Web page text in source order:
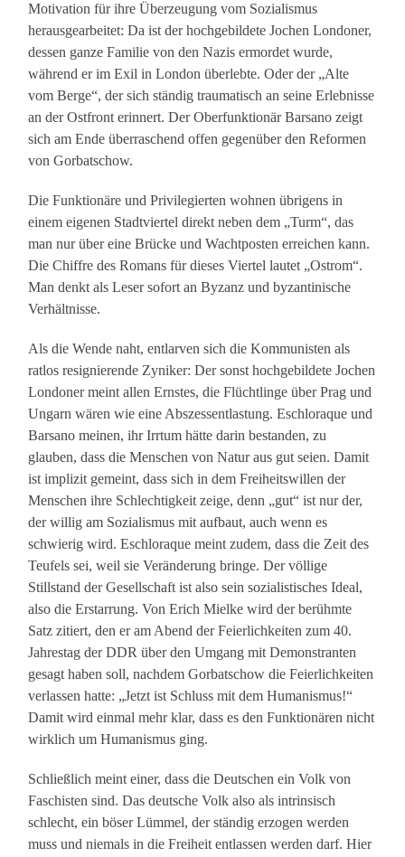
Motivation für ihre Überzeugung vom Sozialismus
herausgearbeitet: Da ist der hochgebildete Jochen Londoner,
dessen ganze Familie von den Nazis ermordet wurde,
während er im Exil in London überlebte. Oder der „Alte
vom Berge“, der sich ständig traumatisch an seine Erlebnisse
an der Ostfront erinnert. Der Oberfunktionär Barsano zeigt
sich am Ende überraschend offen gegenüber den Reformen
von Gorbatschow.
Die Funktionäre und Privilegierten wohnen übrigens in
einem eigenen Stadtviertel direkt neben dem „Turm“, das
man nur über eine Brücke und Wachtposten erreichen kann.
Die Chiffre des Romans für dieses Viertel lautet „Ostrom“.
Man denkt als Leser sofort an Byzanz und byzantinische
Verhältnisse.
Als die Wende naht, entlarven sich die Kommunisten als
ratlos resignierende Zyniker: Der sonst hochgebildete Jochen
Londoner meint allen Ernstes, die Flüchtlinge über Prag und
Ungarn wären wie eine Abszessentlastung. Eschloraque und
Barsano meinen, ihr Irrtum hätte darin bestanden, zu
glauben, dass die Menschen von Natur aus gut seien. Damit
ist implizit gemeint, dass sich in dem Freiheitswillen der
Menschen ihre Schlechtigkeit zeige, denn „gut“ ist nur der,
der willig am Sozialismus mit aufbaut, auch wenn es
schwierig wird. Eschloraque meint zudem, dass die Zeit des
Teufels sei, weil sie Veränderung bringe. Der völlige
Stillstand der Gesellschaft ist also sein sozialistisches Ideal,
also die Erstarrung. Von Erich Mielke wird der berühmte
Satz zitiert, den er am Abend der Feierlichkeiten zum 40.
Jahrestag der DDR über den Umgang mit Demonstranten
gesagt haben soll, nachdem Gorbatschow die Feierlichkeiten
verlassen hatte: „Jetzt ist Schluss mit dem Humanismus!“
Damit wird einmal mehr klar, dass es den Funktionären nicht
wirklich um Humanismus ging.
Schließlich meint einer, dass die Deutschen ein Volk von
Faschisten sind. Das deutsche Volk also als intrinsisch
schlecht, ein böser Lümmel, der ständig erzogen werden
muss und niemals in die Freiheit entlassen werden darf. Hier